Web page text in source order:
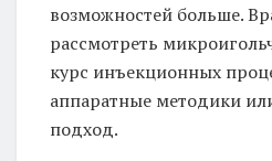
возможностей больше.
рассмотреть
курс инъекционных
аппаратные методики
подход.